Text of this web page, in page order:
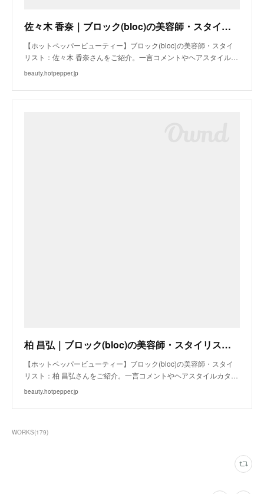
佐々木 香奈｜ブロック(bloc)の美容師・スタイリスト｜ホットペッパービューティー
【ホットペッパービューティー】ブロック(bloc)の美容師・スタイ
リスト：佐々木 香奈さんをご紹介。一言コメントやヘアスタイル…
beauty.hotpepper.jp
柏 昌弘｜ブロック(bloc)の美容師・スタイリスト｜ホットペッパービューティー
【ホットペッパービューティー】ブロック(bloc)の美容師・スタイ
リスト：柏 昌弘さんをご紹介。一言コメントやヘアスタイルカタ…
beauty.hotpepper.jp
WORKS(179)